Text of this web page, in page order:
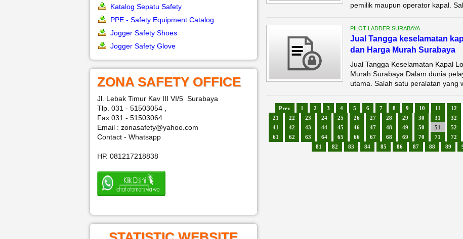
Katalog Sepatu Safety
PPE - Safety Equipment Catalog
Jogger Safety Shoes
Jogger Safety Glove
ZONA SAFETY OFFICE
Jl. Lebak Timur Kav III VI/5 Surabaya
Tlp. 031 - 51503054 ,
Fax 031 - 51503064
Email : zonasafety@yahoo.com
Contact - Whatsapp
HP. 081217218838
pemilik maupun operator kapal.
PILOT LADDER SURABAYA
Jual Tangga keselamatan
dan Harga Murah Surabaya
Jual Tangga Keselamatan Kapal
Murah Surabaya Dalam dunia
utama. Salah satu peralatan yang
Prev 1 2 3 4 5 6 7 8 9 10 11 12
21
22 23 24 25 26 27 28 29 30 31 32
41
42 43 44 45 46 47 48 49 50 51 52
61
62 63 64 65 66 67 68 69 70 71 72
81
82 83 84 85 86 87 88 89